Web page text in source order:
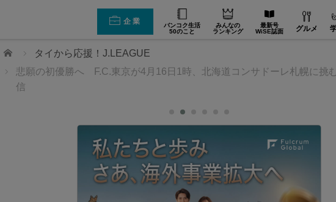
企業
バンコク生活
50のこと
みんなの
ランキング
最新号
WiSE誌面
グルメ
ホーム
タイから応援！J.LEAGUE
悲願の初優勝へ F.C.東京が4月16日1時、北海道コンサドーレ札幌に挑
信